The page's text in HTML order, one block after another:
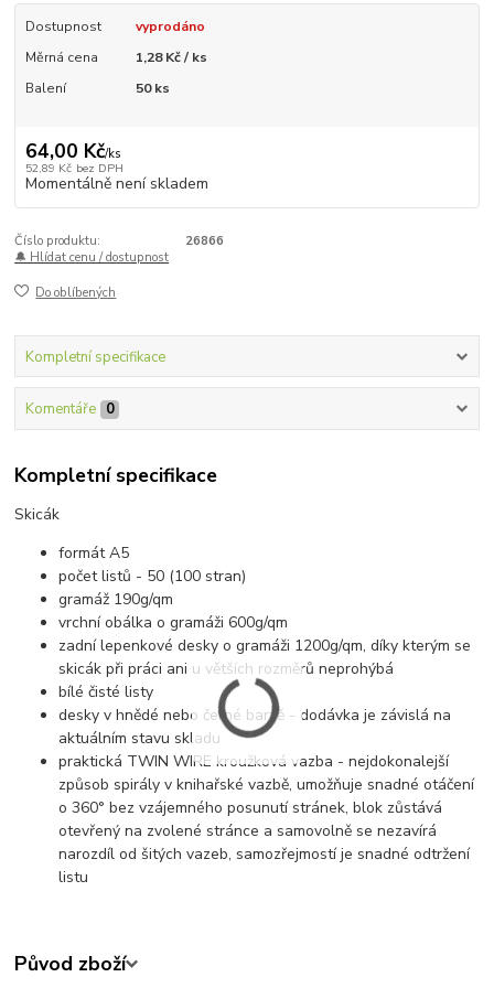
Dostupnost
vyprodáno
Měrná cena
1,28 Kč / ks
Balení
50 ks
64,00 Kč/ks
52,89 Kč bez DPH
Momentálně není skladem
Číslo produktu:
26866
🔔 Hlídat cenu / dostupnost
Do oblíbených
Kompletní specifikace
Komentáře 0
Kompletní specifikace
Skicák
formát A5
počet listů - 50 (100 stran)
gramáž 190g/qm
vrchní obálka o gramáži 600g/qm
zadní lepenkové desky o gramáži 1200g/qm, díky kterým se
skicák při práci ani u větších rozměrů neprohýbá
bílé čisté listy
desky v hnědé nebo černé barvě - dodávka je závislá na
aktuálním stavu skladu
praktická TWIN WIRE kroužková vazba - nejdokonalejší
způsob spirály v knihařské vazbě, umožňuje snadné otáčení
o 360° bez vzájemného posunutí stránek, blok zůstává
otevřený na zvolené stránce a samovolně se nezavírá
narozdíl od šitých vazeb, samozřejmostí je snadné odtržení
listu
Původ zboží